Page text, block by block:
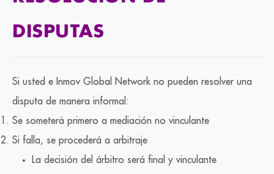
DISPUTAS
Si usted e Inmov Global Network no pueden resolver una
disputa de manera informal:
Se someterá primero a mediación no vinculante
Si falla, se procederá a arbitraje
La decisión del árbitro será final y vinculante